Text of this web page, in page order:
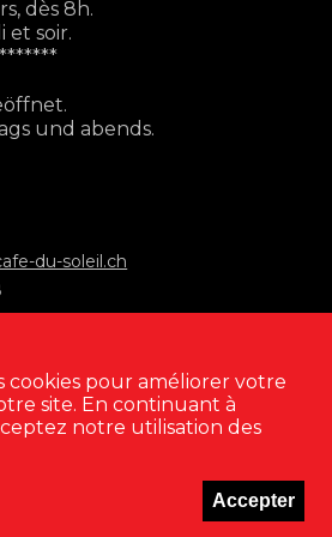
dès 8h.
et soir.
und abends.
du-soleil.ch
cookies pour améliorer votre
site. En continuant à
notre utilisation des
Accepter